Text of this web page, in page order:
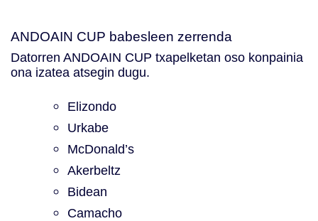
ANDOAIN CUP babesleen zerrenda
Datorren ANDOAIN CUP txapelketan oso konpainia
ona izatea atsegin dugu.
Elizondo
Urkabe
McDonald’s
Akerbeltz
Bidean
Camacho